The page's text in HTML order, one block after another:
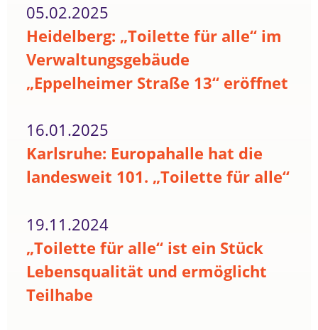
05.02.2025
Heidelberg: „Toilette für alle“ im
Verwaltungsgebäude
„Eppelheimer Straße 13“ eröffnet
16.01.2025
Karlsruhe: Europahalle hat die
landesweit 101. „Toilette für alle“
19.11.2024
„Toilette für alle“ ist ein Stück
Lebensqualität und ermöglicht
Teilhabe